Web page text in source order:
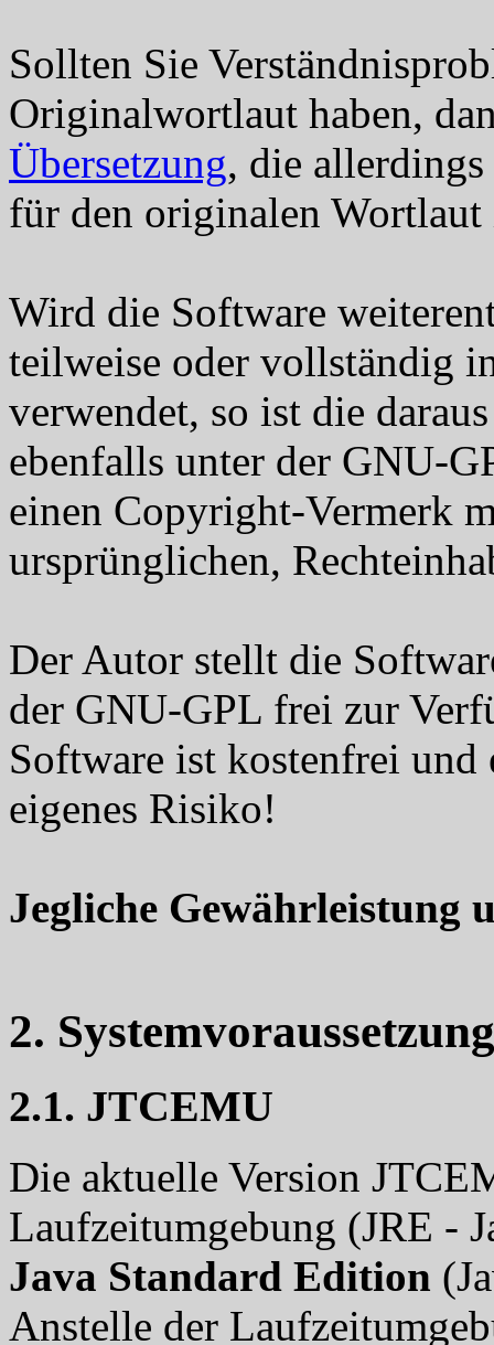
Sollten Sie
Originalwortlaut haben,
Übersetzung, die
für den originalen Wortlaut
Wird die Software
teilweise oder vollständig
verwendet, so ist die
ebenfalls unter der GNU-
einen Copyright-Vermerk
ursprünglichen,
Der Autor stellt die
der GNU-GPL frei zur
Software ist kostenfrei
eigenes Risiko!
Jegliche Gewährleistung
2.
2.1. JTCEMU
Die aktuelle Version
Laufzeitumgebung (JRE -
Java Standard Edition
Anstelle der